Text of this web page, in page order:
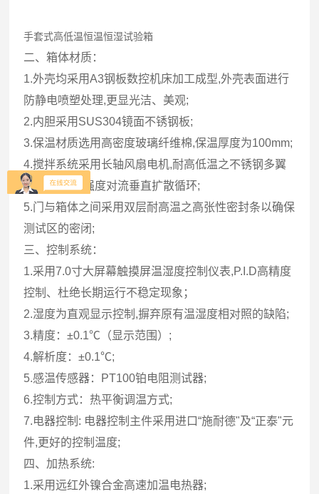
手套式高低温恒温恒湿试验箱
二、箱体材质：
1.外壳均采用A3钢板数控机床加工成型,外壳表面进行
防静电喷塑处理,更显光洁、美观;
2.内胆采用SUS304镜面不锈钢板;
3.保温材质选用高密度玻璃纤维棉,保温厚度为100mm;
4.搅拌系统采用长轴风扇电机,耐高低温之不锈钢多翼
式叶轮,以达强度对流垂直扩散循环;
5.门与箱体之间采用双层耐高温之高张性密封条以确保
测试区的密闭;
三、控制系统：
1.采用7.0寸大屏幕触摸屏温湿度控制仪表,P.I.D高精度
控制、杜绝长期运行不稳定现象；
2.湿度为直观显示控制,摒弃原有温湿度相对照的缺陷;
3.精度：±0.1℃（显示范围）;
4.解析度：±0.1℃;
5.感温传感器：PT100铂电阻测试器;
6.控制方式：热平衡调温方式;
7.电器控制: 电器控制主件采用进口“施耐德"及“正泰"元
件,更好的控制温度;
四、加热系统:
1.采用远红外镍合金高速加温电热器;